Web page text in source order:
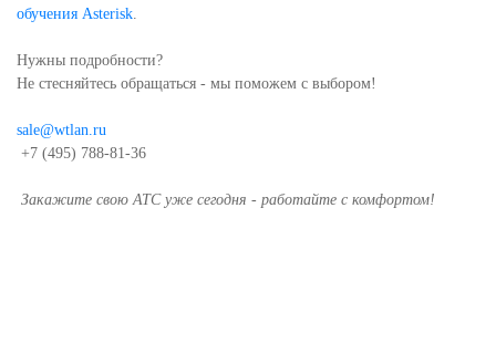
обучения Asterisk.
Нужны подробности?
Не стесняйтесь обращаться - мы поможем с выбором!
sale@wtlan.ru
+7 (495) 788-81-36
Закажите свою АТС уже сегодня - работайте с комфортом!